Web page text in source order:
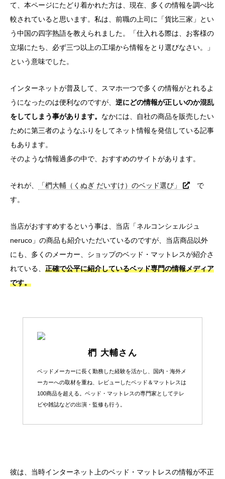
て、本ページにたどり着かれた方は、現在、多くの情報を調べ比
較されていると思います。私は、前職の上司に「貨比三家」とい
う中国の四字熟語を教えられました。「仕入れる際は、お客様の
立場にたち、必ず三つ以上の工場から情報をとり選びなさい。」
という意味でした。
インターネットが普及して、スマホ一つで多くの情報がとれるよ
うになったのは便利なのですが、逆にどの情報が正しいのか混乱
をしてしまう事があります。 なかには、自社の商品を販売したい
ために第三者のようなふりをしてネット情報を発信している記事
もあります。
そのような情報過多の中で、おすすめのサイトがあります。
それが、 「椚大輔（くぬぎ だいすけ）のベッド選び」
で
す。
当店がおすすめするという事は、当店「ネルコンシェルジュ
neruco」の商品も紹介いただいているのですが、当店商品以外
にも、多くのメーカー、ショップのベッド・マットレスが紹介さ
れている、正確で公平に紹介しているベッド専門の情報メディア
です。
椚 大輔さん
ベッドメーカーに長く勤務した経験を活かし、国内・海外メ
ーカーへの取材を重ね、レビューしたベッド＆マットレスは
100商品を超える。ベッド・マットレスの専門家としてテレ
ビや雑誌などの出演・監修も行う。
彼は、当時インターネット上のベッド・マットレスの情報が不正